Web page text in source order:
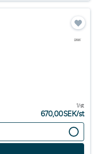
1/st
670,00SEK/st